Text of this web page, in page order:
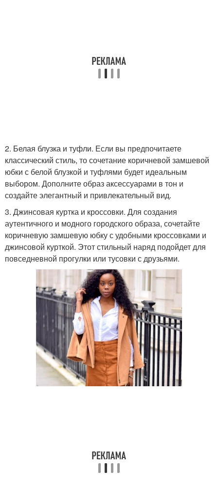
2. Белая блузка и туфли. Если вы предпочитаете
классический стиль, то сочетание коричневой замшевой
юбки с белой блузкой и туфлями будет идеальным
выбором. Дополните образ аксессуарами в тон и
создайте элегантный и привлекательный вид.
3. Джинсовая куртка и кроссовки. Для создания
аутентичного и модного городского образа, сочетайте
коричневую замшевую юбку с удобными кроссовками и
джинсовой курткой. Этот стильный наряд подойдет для
повседневной прогулки или тусовки с друзьями.